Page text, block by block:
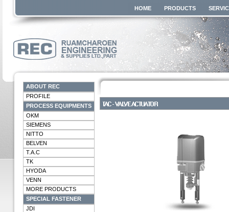
ABOUT REC
PROFILE
PROCESS EQUIPMENTS
OKM
SIEMENS
NITTO
BELVEN
T.A.C
TK
HYODA
VENN
MORE PRODUCTS
SPECIAL FASTENER
JDI
HOME PRODUCTS